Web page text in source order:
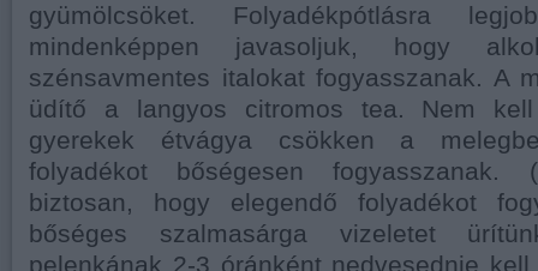
gyümölcsöket. Folyadékpótlásra
mindenképpen javasoljuk, hogy
szénsavmentes italokat fogyasszanak. A
üdítő a langyos citromos tea. Nem
gyerekek étvágya csökken a
folyadékot bőségesen fogyasszanak.
biztosan, hogy elegendő folyadékot
bőséges szalmasárga vizeletet
pelenkának 2-3 óránként nedvesednie